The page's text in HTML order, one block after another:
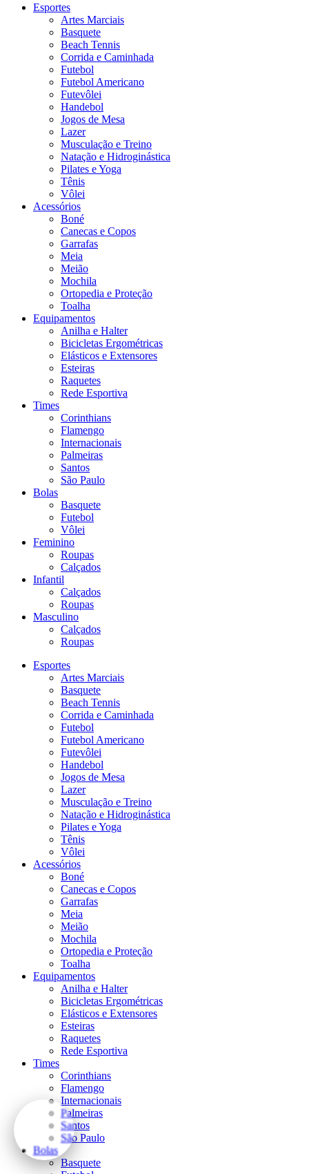
Esportes
Artes Marciais
Basquete
Beach Tennis
Corrida e Caminhada
Futebol
Futebol Americano
Futevôlei
Handebol
Jogos de Mesa
Lazer
Musculação e Treino
Natação e Hidroginástica
Pilates e Yoga
Tênis
Vôlei
Acessórios
Boné
Canecas e Copos
Garrafas
Meia
Meião
Mochila
Ortopedia e Proteção
Toalha
Equipamentos
Anilha e Halter
Bicicletas Ergométricas
Elásticos e Extensores
Esteiras
Raquetes
Rede Esportiva
Times
Corinthians
Flamengo
Internacionais
Palmeiras
Santos
São Paulo
Bolas
Basquete
Futebol
Vôlei
Feminino
Roupas
Calçados
Infantil
Calçados
Roupas
Masculino
Calçados
Roupas
Esportes
Artes Marciais
Basquete
Beach Tennis
Corrida e Caminhada
Futebol
Futebol Americano
Futevôlei
Handebol
Jogos de Mesa
Lazer
Musculação e Treino
Natação e Hidroginástica
Pilates e Yoga
Tênis
Vôlei
Acessórios
Boné
Canecas e Copos
Garrafas
Meia
Meião
Mochila
Ortopedia e Proteção
Toalha
Equipamentos
Anilha e Halter
Bicicletas Ergométricas
Elásticos e Extensores
Esteiras
Raquetes
Rede Esportiva
Times
Corinthians
Flamengo
Internacionais
Palmeiras
Santos
São Paulo
Bolas
Basquete